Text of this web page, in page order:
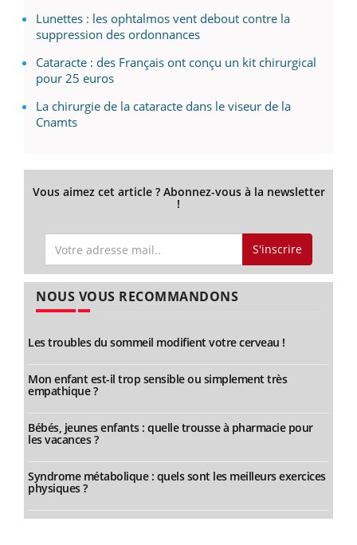
Lunettes : les ophtalmos vent debout contre la
suppression des ordonnances
Cataracte : des Français ont conçu un kit chirurgical
pour 25 euros
La chirurgie de la cataracte dans le viseur de la
Cnamts
Vous aimez cet article ? Abonnez-vous à la newsletter
!
S'inscrire
NOUS VOUS RECOMMANDONS
Les troubles du sommeil modifient votre cerveau !
Mon enfant est-il trop sensible ou simplement très
empathique ?
Bébés, jeunes enfants : quelle trousse à pharmacie pour
les vacances ?
Syndrome métabolique : quels sont les meilleurs exercices
physiques ?